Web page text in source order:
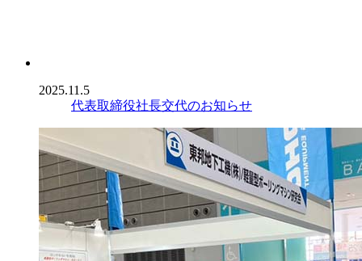
2025.11.5
代表取締役社長交代のお知らせ